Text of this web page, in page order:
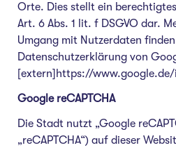
Orte. Dies stellt ein
Art. 6 Abs. 1 lit. f DSGVO dar.
Umgang mit Nutzerdaten
Datenschutzerklärung von
[extern]https://
Google reCAPTCHA
Die Stadt nutzt „Google
„reCAPTCHA“) auf dieser